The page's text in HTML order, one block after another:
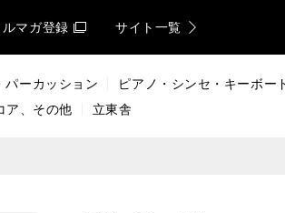
ルマガ登録 サイト一覧
パーカッション
ピアノ・シンセ・キーボー
ア、その他 立東舎